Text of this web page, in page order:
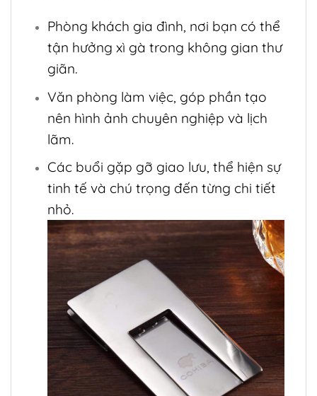
Phòng khách gia đình, nơi bạn có thể
tận hưởng xì gà trong không gian thư
giãn.
Văn phòng làm việc, góp phần tạo
nên hình ảnh chuyên nghiệp và lịch
lãm.
Các buổi gặp gỡ giao lưu, thể hiện sự
tinh tế và chú trọng đến từng chi tiết
nhỏ.